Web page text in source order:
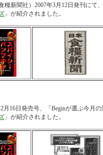
糧新聞社）2007年3月12日発刊にて、
」が紹介されました。
月16日発売号、「Beginが選ぶ今月
」が紹介されました。